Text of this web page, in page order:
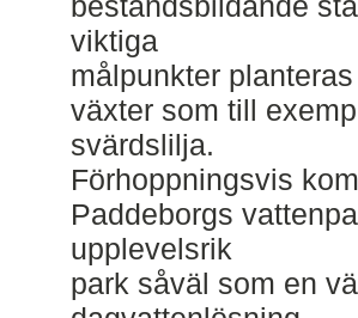
viktiga
målpunkter
växter som till
svärdslilja.
Förhoppningsvis
Paddeborgs
upplevelsrik
park såväl som en